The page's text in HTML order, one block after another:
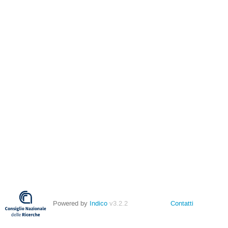
Powered by Indico v3.2.2 Contatti